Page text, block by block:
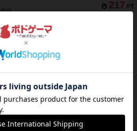
217 PT
投稿
PT
投稿
PT
投稿
108 PT
94 PT
投稿
79 PT
投稿